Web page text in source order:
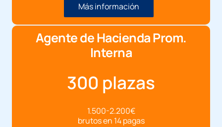
Más información
Agente de Hacienda Prom.
Interna
300 plazas
1.500-2.200€
brutos en 14 pagas